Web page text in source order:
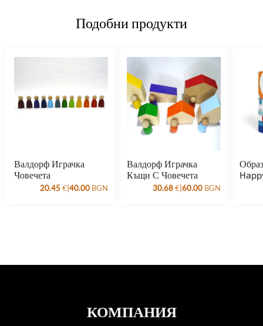
Подобни продукти
Валдорф Играчка
Човечета
20.45€|40.00 BGN
Валдорф Играчка
Къщи С Човечета
30.68€|60.00 BGN
КОМПАНИЯ